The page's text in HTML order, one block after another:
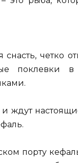
четко
поклевки
ждут
порту